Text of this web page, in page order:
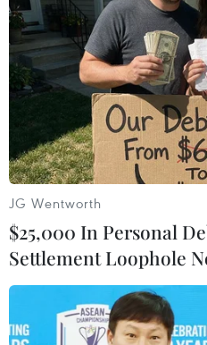
trẻ đến các cơ sở y tế
khám, điều trị phòng
biến nặng của bệnh sởi;
bệnh viện lớn nhằm
sởi từ bệnh viện./.
Một số lưu ý khi trẻ
Không kiêng khem
thời các chất dinh
nhiễm trùng.
Không dùng các loại
JG Wentworth
$25,000 In Personal
Settlement Loophole